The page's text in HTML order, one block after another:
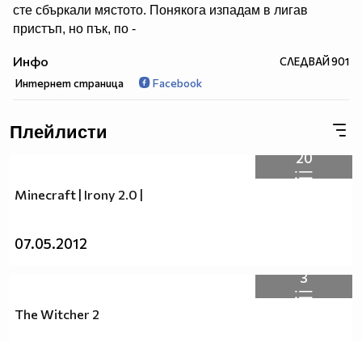
сте сбъркали мястото. Понякога изпадам в лигав
пристъп, но пък, по -
:) Ако това, което правя ви харесва, може да се
абонирате! ^^
да играя, и да ви добавям където и да било!
*За продуктово позициониране - имейлът за бизнес
Инфо СЛЕДВАЙ901
Интернет страница Facebook
Плейлисти
20
Minecraft | Irony 2.0 |
07.05.2012
3
The Witcher 2